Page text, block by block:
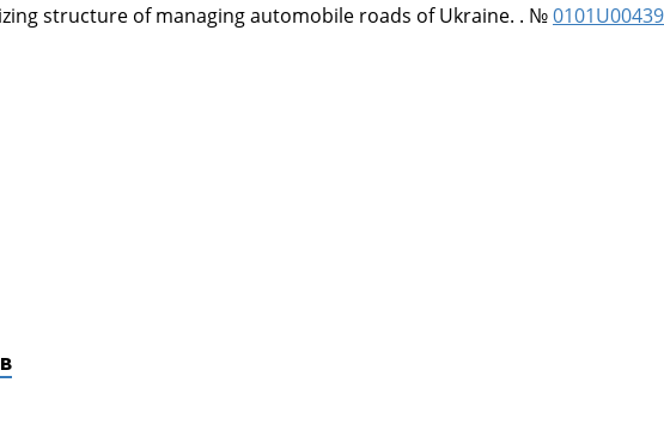
structure of managing automobile roads of Ukraine. . №